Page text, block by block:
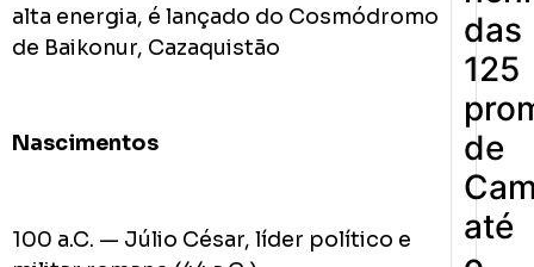
alta energia, é lançado do Cosmódromo
de Baikonur, Cazaquistão
Nascimentos
100 a.C. — Júlio César, líder político e
das
125
de
até